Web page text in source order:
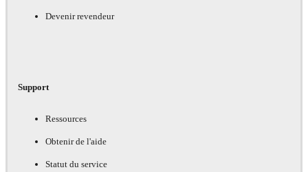
Devenir revendeur
Support
Ressources
Obtenir de l'aide
Statut du service